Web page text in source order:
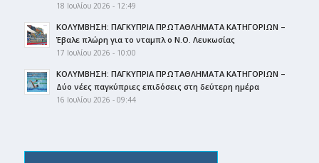
18 Ιουλίου 2026 - 12:49
ΚΟΛΥΜΒΗΣΗ: ΠΑΓΚΥΠΡΙΑ ΠΡΩΤΑΘΛΗΜΑΤΑ ΚΑΤΗΓΟΡΙΩΝ –
Έβαλε πλώρη για το νταμπλ ο Ν.Ο. Λευκωσίας
17 Ιουλίου 2026 - 10:00
ΚΟΛΥΜΒΗΣΗ: ΠΑΓΚΥΠΡΙΑ ΠΡΩΤΑΘΛΗΜΑΤΑ ΚΑΤΗΓΟΡΙΩΝ –
Δύο νέες παγκύπριες επιδόσεις στη δεύτερη ημέρα
16 Ιουλίου 2026 - 09:44